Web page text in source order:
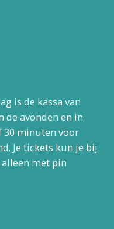
is de kassa van
de avonden en in
30 minuten voor
Je tickets kun je bij
alleen met pin